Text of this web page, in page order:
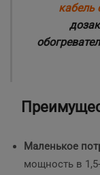
кабель
Маленькое
мощность в